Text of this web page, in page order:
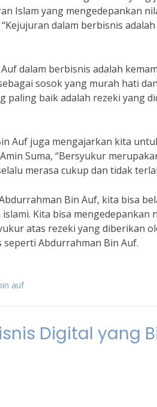
Islam yang mengedepankan
dalam berbisnis
dalam berbisnis adalah
sosok yang murah hati
paling baik adalah rezeki yang
Auf juga mengajarkan kita
Suma, “Bersyukur
merasa cukup dan tidak
Bin Auf, kita bisa
Kita bisa mengedepankan
atas rezeki yang diberikan
Abdurrahman Bin Auf.
auf
Digital yang